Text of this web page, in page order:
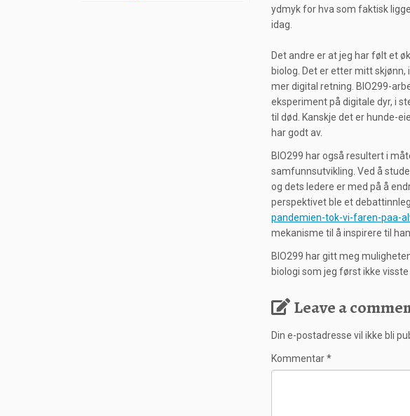
ydmyk for hva som faktisk
idag.
Det andre er at jeg har følt et
biolog. Det er etter mitt
mer digital retning. BIO299-
eksperiment på digitale dyr, i
til død. Kanskje det er hunde-
har godt av.
BIO299 har også resultert i
samfunnsutvikling. Ved å
og dets ledere er med på å
perspektivet ble et
pandemien-tok-vi-faren-paa-
mekanisme til å inspirere til
BIO299 har gitt meg
biologi som jeg først ikke
Leave a
Din e-postadresse vil ikke bli
Kommentar*